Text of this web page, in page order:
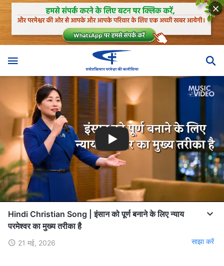
Hindi Christian Song | इंसान को पूर्ण बनाने के लिए न्याय
परमेश्वर का मुख्य तरीका है
21 मई, 2026 साझा करें